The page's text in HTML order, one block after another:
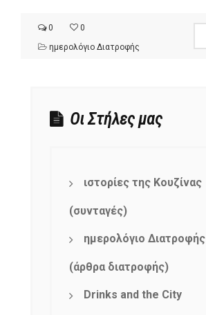
0
0
ημερολόγιο Διατροφής
Οι Στήλες μας
ιστορίες της Κουζίνας
(συνταγές)
ημερολόγιο Διατροφής
(άρθρα διατροφής)
Drinks and the City